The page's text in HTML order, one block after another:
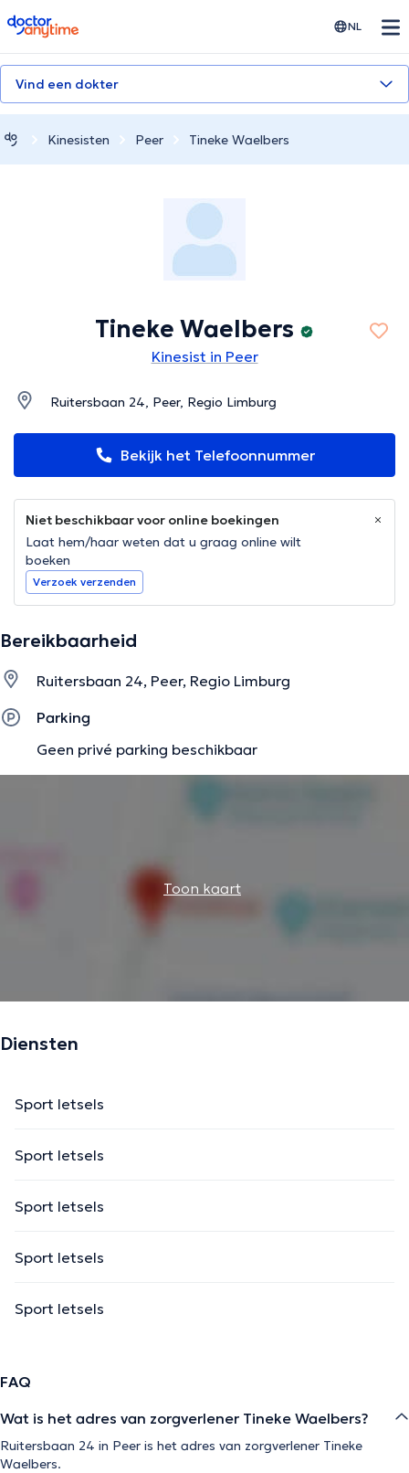
doctoranytime NL
Vind een dokter
Kinesisten Peer Tineke Waelbers
Tineke Waelbers
Kinesist in Peer
Ruitersbaan 24, Peer, Regio Limburg
Bekijk het Telefoonnummer
Niet beschikbaar voor online boekingen
Laat hem/haar weten dat u graag online wilt
boeken
Verzoek verzenden
Bereikbaarheid
Ruitersbaan 24, Peer, Regio Limburg
Parking
Geen privé parking beschikbaar
Toon kaart
Diensten
Sport letsels
Sport letsels
Sport letsels
Sport letsels
Sport letsels
FAQ
Wat is het adres van zorgverlener Tineke Waelbers?
Ruitersbaan 24 in Peer is het adres van zorgverlener Tineke
Waelbers.